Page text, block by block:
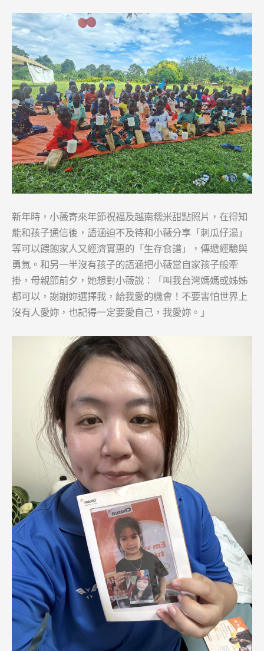
新年時，小薇寄來年節祝福及越南糯米甜點照片，在得知
能和孩子通信後，語涵迫不及待和小薇分享「刺瓜仔湯」
等可以餵飽家人又經濟實惠的「生存食譜」，傳遞經驗與
勇氣。和另一半沒有孩子的語涵把小薇當自家孩子般牽
掛，母親節前夕，她想對小薇說：「叫我台灣媽媽或姊姊
都可以，謝謝妳選擇我，給我愛的機會！不要害怕世界上
沒有人愛妳，也記得一定要愛自己，我愛妳。」